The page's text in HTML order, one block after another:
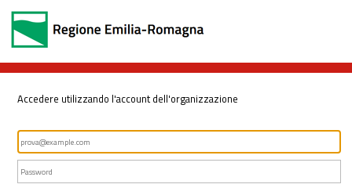
Accedere utilizzando l'account dell'organizzazione